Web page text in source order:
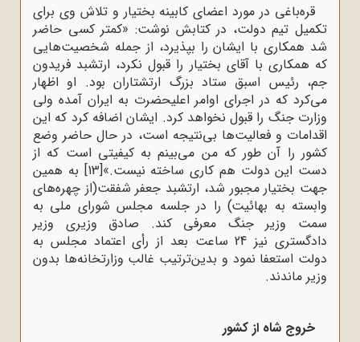
قره‌باغی در مورد اعضای کابینه بختیار و تلاش وی برای
تکمیل تیم دولت، در کتابش نوشت: «کمتر کسی حاضر
شد همکاری با ایشان را بپذیرد، از جمله شخصیت‌هایی
که همکاری با آقای بختیار را قبول نکرد، ارتشبد فریدون
جم، رئیس اسبق ستاد بزرگ ‌ارتشتاران بود. او اظهار
می‌کرد که در اجرای اوامر اعلیحضرت به ایران آمده‌ ولی
وزارت جنگ را قبول نخواهد کرد. ایشان اضافه کرد که این
اقدامات و فعالیت‌ها بی‌نتیجه است، در حال حاضر وضع
کشور را آن ‌طور که من می‌بینم به کیفیتی است که از
دست این دولت هم کاری ساخته نیست.»[13]
به همین
جهت بختیار مجبور شد، ارتشبد جعفر شفقت(از چهره‌های
وابسته به بهائیت) را در جلسه مجلس شورای ملی به
سمت وزیر جنگ معرفی کند. صادق وزیری وزیر
دادگستری نیز 24 ساعت بعد از رأی اعتماد مجلس به
دولت استعفا نمود و بدین‌ترتیب غالب وزارتخانه‌ها بدون
وزیر ماندند.
خروج شاه از کشور